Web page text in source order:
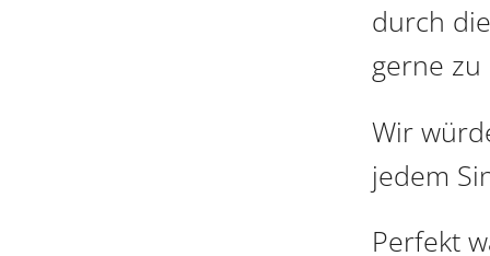
durch
gerne
Wir
jedem
Perfekt